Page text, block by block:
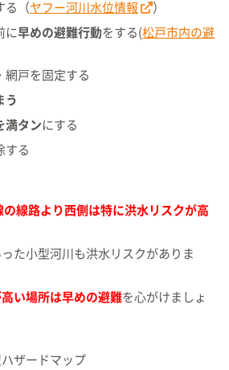
る（ヤフー河川水位情報 ）
に早めの避難行動をする(松戸市内の避
網戸を固定する
う
満タン にする
する
の線路より西側は特に洪水リスクが高
た小型河川も洪水リスクがありま
い場所は早めの避難を心がけましょ
ザードマップ